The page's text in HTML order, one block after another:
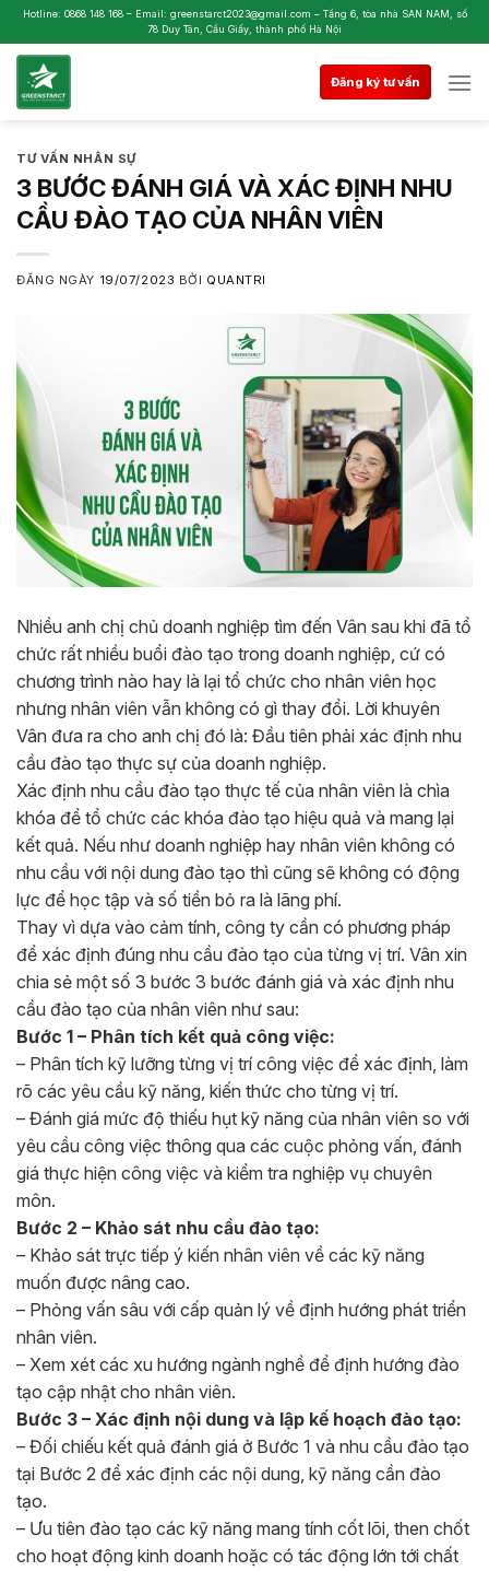
Skip
to
content
Hotline: 0868 148 168 – Email: greenstarct2023@gmail.com – Tầng 6, tòa nhà SAN NAM, số
78 Duy Tân, Cầu Giấy, thành phố Hà Nội
Đăng ký tư vấn
TƯ VẤN NHÂN SỰ
3 BƯỚC ĐÁNH GIÁ VÀ XÁC ĐỊNH NHU
CẦU ĐÀO TẠO CỦA NHÂN VIÊN
ĐĂNG NGÀY 19/07/2023 BỞI QUANTRI
Nhiều anh chị chủ doanh nghiệp tìm đến Vân sau khi đã tổ
chức rất nhiều buổi đào tạo trong doanh nghiệp, cứ có
chương trình nào hay là lại tổ chức cho nhân viên học
nhưng nhân viên vẫn không có gì thay đổi. Lời khuyên
Vân đưa ra cho anh chị đó là: Đầu tiên phải xác định nhu
cầu đào tạo thực sự của doanh nghiệp.
Xác định nhu cầu đào tạo thực tế của nhân viên là chìa
khóa để tổ chức các khóa đào tạo hiệu quả và mang lại
kết quả. Nếu như doanh nghiệp hay nhân viên không có
nhu cầu với nội dung đào tạo thì cũng sẽ không có động
lực để học tập và số tiền bỏ ra là lãng phí.
Thay vì dựa vào cảm tính, công ty cần có phương pháp
để xác định đúng nhu cầu đào tạo của từng vị trí. Vân xin
chia sẻ một số 3 bước 3 bước đánh giá và xác định nhu
cầu đào tạo của nhân viên như sau:
Bước 1 – Phân tích kết quả công việc:
– Phân tích kỹ lưỡng từng vị trí công việc để xác định, làm
rõ các yêu cầu kỹ năng, kiến thức cho từng vị trí.
– Đánh giá mức độ thiếu hụt kỹ năng của nhân viên so với
yêu cầu công việc thông qua các cuộc phỏng vấn, đánh
giá thực hiện công việc và kiểm tra nghiệp vụ chuyên
môn.
Bước 2 – Khảo sát nhu cầu đào tạo:
– Khảo sát trực tiếp ý kiến nhân viên về các kỹ năng
muốn được nâng cao.
– Phỏng vấn sâu với cấp quản lý về định hướng phát triển
nhân viên.
– Xem xét các xu hướng ngành nghề để định hướng đào
tạo cập nhật cho nhân viên.
Bước 3 – Xác định nội dung và lập kế hoạch đào tạo:
– Đối chiếu kết quả đánh giá ở Bước 1 và nhu cầu đào tạo
tại Bước 2 để xác định các nội dung, kỹ năng cần đào
tạo.
– Ưu tiên đào tạo các kỹ năng mang tính cốt lõi, then chốt
cho hoạt động kinh doanh hoặc có tác động lớn tới chất